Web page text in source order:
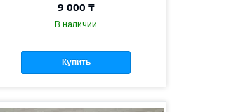
9 000 ₸
В наличии
Купить